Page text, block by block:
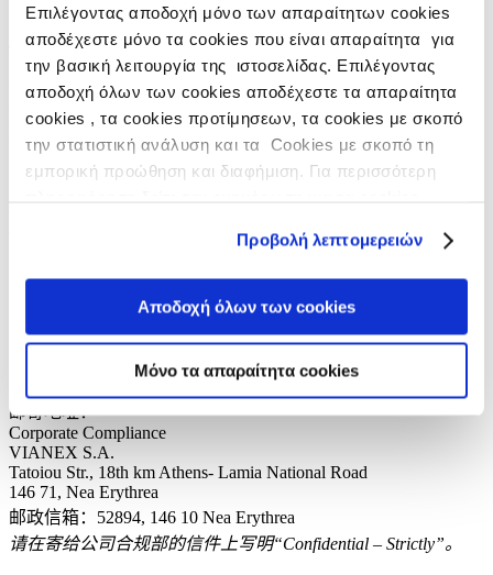
Επιλέγοντας αποδοχή μόνο των απαραίτητων cookies
αποδέχεστε μόνο τα cookies που είναι απαραίτητα για
την βασική λειτουργία της ιστοσελίδας. Επιλέγοντας
αποδοχή όλων των cookies αποδέχεστε τα απαραίτητα
cookies , τα cookies προτίμησεων, τα cookies με σκοπό
την στατιστική ανάλυση και τα Cookies με σκοπό τη
εμπορική προώθηση και διαφήμιση. Για περισσότερη
Προβολή λεπτομερειών
Αποδοχή όλων των cookies
Μόνο τα απαραίτητα cookies
反垃圾邮件插件保护。要显示它需要在浏览器中启用
JavaScript。（Evi Vallianatou 夫人）
如有关于商业道德/企业合规方面的问题，请联系 先生该
Email 地址已受到反垃圾邮件插件保护。要显示它需要在浏览
器中启用 JavaScript。
对于所有感兴趣的人士，公司行为和道德规范已发布到公司网
对于公司行为和道德规范合规性的相关问题，我们的免费帮助
热线全天 24 小时，一周 7 天为您服务。
电话号码（免费）：8001100266
该 Email 地址已受到反垃圾邮件插件保护。要显示
它需要在浏览器中启用 JavaScript。
邮寄地址：
Corporate Compliance
VIANEX S.A.
Tatoiou Str., 18th km Athens- Lamia National Road
146 71, Nea Erythrea
邮政信箱：52894, 146 10 Nea Erythrea
请在寄给公司合规部的信件上写明“Confidential – Strictly”。